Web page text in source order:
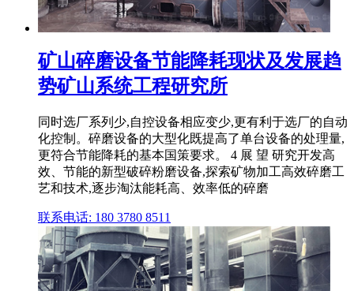
矿山碎磨设备节能降耗现状及发展趋
势矿山系统工程研究所
同时选厂系列少,自控设备相应变少,更有利于选厂的自动
化控制。碎磨设备的大型化既提高了单台设备的处理量,
更符合节能降耗的基本国策要求。 4 展 望 研究开发高
效、节能的新型破碎粉磨设备,探索矿物加工高效碎磨工
艺和技术,逐步淘汰能耗高、效率低的碎磨
联系电话: 180 3780 8511